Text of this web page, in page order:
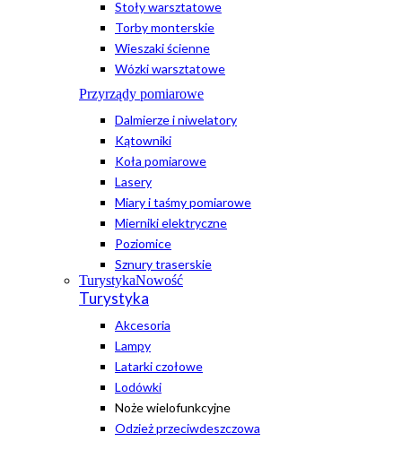
Stoły warsztatowe
Torby monterskie
Wieszaki ścienne
Wózki warsztatowe
Przyrządy pomiarowe
Dalmierze i niwelatory
Kątowniki
Koła pomiarowe
Lasery
Miary i taśmy pomiarowe
Mierniki elektryczne
Poziomice
Sznury traserskie
TurystykaNowość
Turystyka
Akcesoria
Lampy
Latarki czołowe
Lodówki
Noże wielofunkcyjne
Odzież przeciwdeszczowa